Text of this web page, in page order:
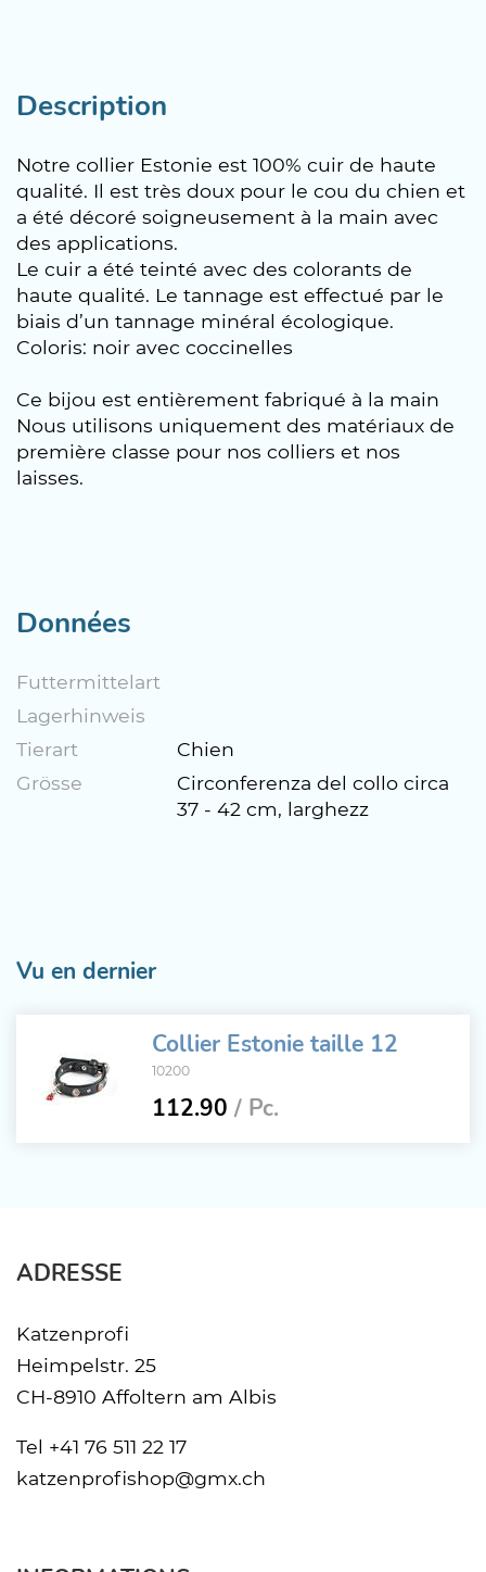
Description
Notre collier Estonie est 100% cuir de haute
qualité. Il est très doux pour le cou du chien et
a été décoré soigneusement à la main avec
des applications.
Le cuir a été teinté avec des colorants de
haute qualité. Le tannage est effectué par le
biais d’un tannage minéral écologique.
Coloris: noir avec coccinelles
Ce bijou est entièrement fabriqué à la main
Nous utilisons uniquement des matériaux de
première classe pour nos colliers et nos
laisses.
Données
Futtermittelart
Lagerhinweis
Tierart
Chien
Grösse
Circonferenza del collo circa
37 - 42 cm, larghezz
Vu en dernier
Collier Estonie taille 12
10200
112.90 / Pc.
ADRESSE
Katzenprofi
Heimpelstr. 25
CH-8910 Affoltern am Albis
Tel +41 76 511 22 17
katzenprofishop@gmx.ch